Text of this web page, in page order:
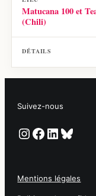
Matucana 100 et
(Chili)
Suivez-nous
Instagram
Facebook
LinkedIn
Mentions légales